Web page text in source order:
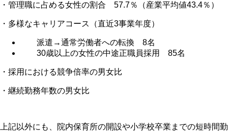
・管理職に占める女性の割合 57.7％（産業平均値43.4％）
・多様なキャリアコース（直近3事業年度）
派遣→通常労働者への転換 8名
30歳以上の女性の中途正職員採用 85名
・採用における競争倍率の男女比
・継続勤務年数の男女比
上記以外にも、院内保育所の開設や小学校卒業までの短時間勤